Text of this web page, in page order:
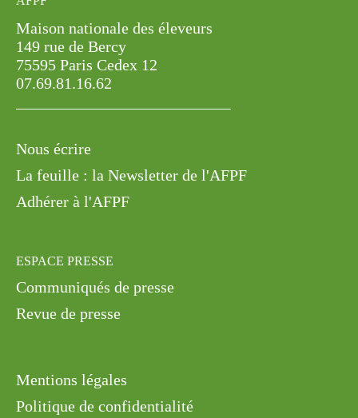
Maison nationale des éleveurs
149 rue de Bercy
75595 Paris Cedex 12
07.69.81.16.62
Nous écrire
La feuille : la Newsletter de l'AFPF
Adhérer à l'AFPF
ESPACE PRESSE
Communiqués de presse
Revue de presse
Mentions légales
Politique de confidentialité